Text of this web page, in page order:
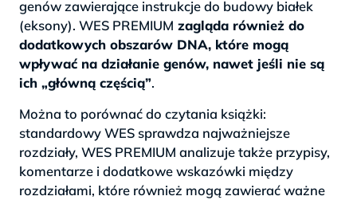
genów zawierające instrukcje do budowy białek
(eksony). WES PREMIUM zagląda również do
dodatkowych obszarów DNA, które mogą
wpływać na działanie genów, nawet jeśli nie są
ich „główną częścią”.
Można to porównać do czytania książki:
standardowy WES sprawdza najważniejsze
rozdziały, WES PREMIUM analizuje także przypisy,
komentarze i dodatkowe wskazówki między
rozdziałami, które również mogą zawierać ważne